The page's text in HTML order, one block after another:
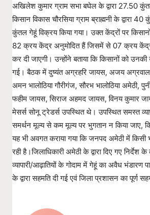
अखिलेश कुमार ग्राम सभा बघेल के द्वारा 27.50
किसान विकास चौरसिया ग्राम ब्राह्मनी के द्वारा
कुंतल गेहूं विक्रय किया गया। उक्त केंद्रों पर
82 क्रय केंद्र अनुमोदित हैं जिसमें से 07 क्रय
कर दी जाएगी। उन्होंने बताया कि किसानों को
गई। बैठक में दुष्यंत अग्रहरि जायस, अजय अग्रवाल
अमन भालोठिया गौरीगंज, सौरभ भालोठिया अमेठी,
फहीम जायस, सिराज अहमद जायस, विनय कुमार
मेसर्स सोनू ट्रेडर्स उपस्थित थे। उपस्थित समस्त
समर्थन मूल्य से कम मूल्य पर भुगतान न किया जाए,
यह भी अवगत कराया गया कि जनपद अमेठी में किसी
रही है।जिलाधिकारी अमेठी के द्वारा दिए गए
व्यापारी/आढ़ातियों के गोदाम में गेहूं का अवैध भंडारण
के द्वारा सहमति दी गई एवं जिला प्रशासन का पूर्ण